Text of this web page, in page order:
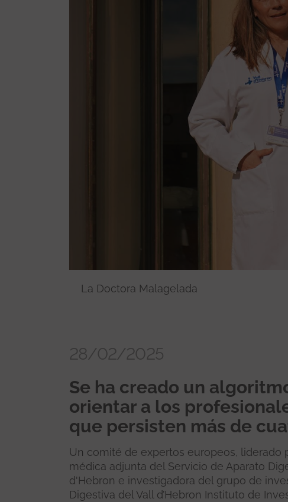
La Doctora Malagelada
28/02/2025
Se ha creado un
orientar a los
que persisten más de
Un comité de expertos europeos, liderado
médica adjunta del Servicio de Aparato
d'Hebron e investigadora del grupo de
Digestiva del Vall d’Hebron Instituto de